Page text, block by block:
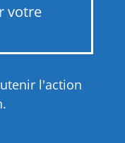
votre
l'action